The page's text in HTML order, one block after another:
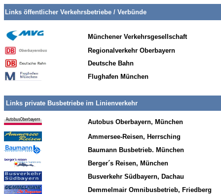
Links öffentlicher Verkehrsbetriebe / Verbünde
Münchener Verkehrsgesellschaft
Regionalverkehr Oberbayern
Deutsche Bahn
Flughafen München
Links private Busbetriebe im Linienverkehr
Autobus Oberbayern, München
Ammersee-Reisen, Herrsching
Baumann Busbetrieb. München
Berger´s Reisen, München
Busverkehr Südbayern, Dachau
Demmelmair Omnibusbetrieb, Friedberg